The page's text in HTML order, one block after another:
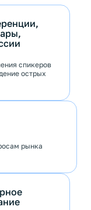
спикеров
острых
рынка